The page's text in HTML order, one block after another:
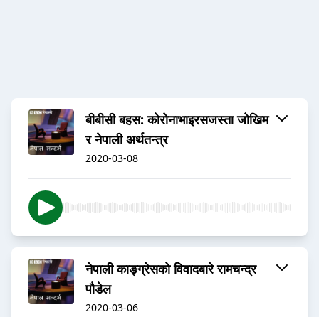
बीबीसी बहस: कोरोनाभाइरसजस्ता जोखिम
र नेपाली अर्थतन्त्र
2020-03-08
नेपाली काङ्ग्रेसको विवादबारे रामचन्द्र
पौडेल
2020-03-06